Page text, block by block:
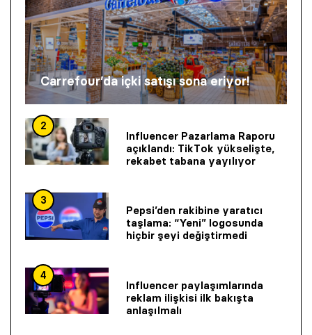
Carrefour’da içki satışı sona eriyor!
2
Influencer Pazarlama Raporu
açıklandı: TikTok yükselişte,
rekabet tabana yayılıyor
3
Pepsi’den rakibine yaratıcı
taşlama: “Yeni” logosunda
hiçbir şeyi değiştirmedi
4
Influencer paylaşımlarında
reklam ilişkisi ilk bakışta
anlaşılmalı